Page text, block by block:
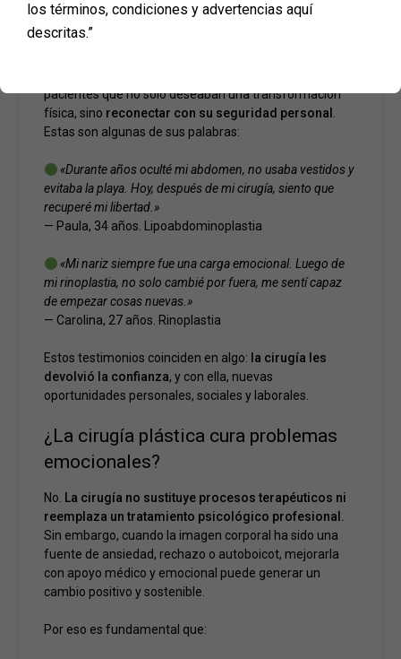
Casos reales: más allá del cambio
físico
pacientes que no solo deseaban una transformación
física, sino reconectar con su seguridad personal .
Estas son algunas de sus palabras:
«Durante años oculté mi abdomen, no usaba vestidos y
evitaba la playa. Hoy, después de mi cirugía, siento que
recuperé mi libertad.»
— Paula, 34 años. Lipoabdominoplastia
«Mi nariz siempre fue una carga emocional. Luego de
mi rinoplastia, no solo cambié por fuera, me sentí capaz
de empezar cosas nuevas.»
— Carolina, 27 años. Rinoplastia
Estos testimonios coinciden en algo: la cirugía les
devolvió la confianza, y con ella, nuevas
oportunidades personales, sociales y laborales.
¿La cirugía plástica cura problemas
emocionales?
No. La cirugía no sustituye procesos terapéuticos ni
reemplaza un tratamiento psicológico profesional.
Sin embargo, cuando la imagen corporal ha sido una
fuente de ansiedad, rechazo o autoboicot, mejorarla
con apoyo médico y emocional puede generar un
cambio positivo y sostenible.
Por eso es fundamental que:
los términos, condiciones y advertencias aquí
descritas.”